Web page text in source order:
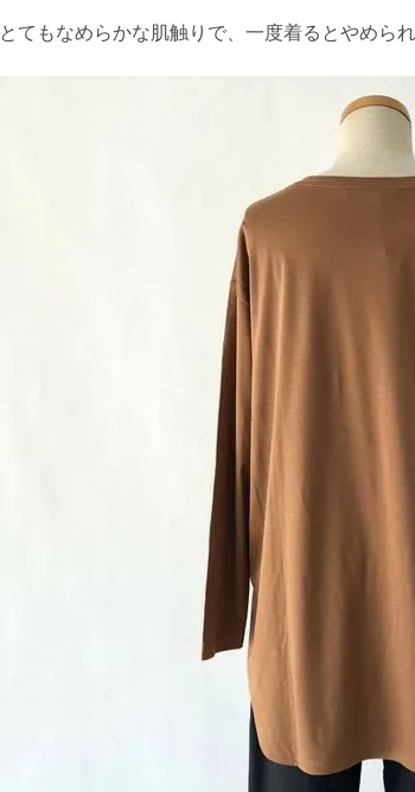
とてもなめらかな肌触りで、一度着るとやめら